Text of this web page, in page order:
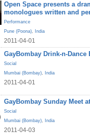
Open Space presents a
monologues written and
Performance
Pune (Poona), India
2011-04-01
GayBombay Drink-n-Dance
Social
Mumbai (Bombay), India
2011-04-01
GayBombay Sunday Meet
Social
Mumbai (Bombay), India
2011-04-03